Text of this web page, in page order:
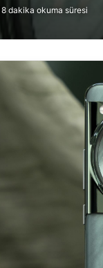
8 dakika okuma süresi